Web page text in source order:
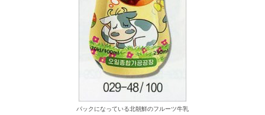
パックになっている北朝鮮のフルーツ牛乳